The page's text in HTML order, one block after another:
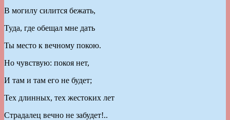
В могилу силится бежать,
Туда, где обещал мне дать
Ты место к вечному покою.
Но чувствую: покоя нет,
И там и там его не будет;
Тех длинных, тех жестоких лет
Страдалец вечно не забудет!..